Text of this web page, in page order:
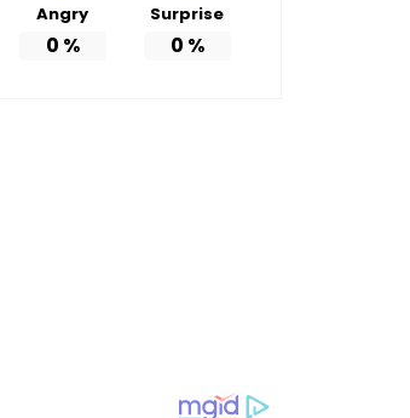
Angry
0 %
Surprise
0 %